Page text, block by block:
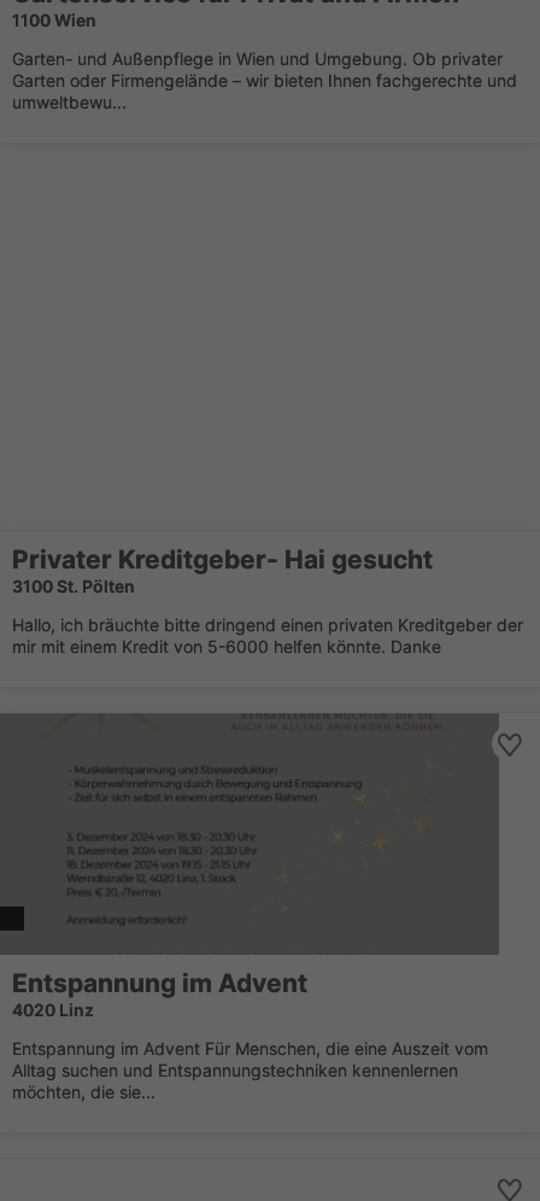
1100 Wien
Garten- und Außenpflege in Wien und Umgebung. Ob privater
Garten oder Firmengelände – wir bieten Ihnen fachgerechte und
umweltbewu...
Privater Kreditgeber- Hai gesucht
3100 St. Pölten
Hallo, ich bräuchte bitte dringend einen privaten Kreditgeber der
mir mit einem Kredit von 5-6000 helfen könnte. Danke
Entspannung im Advent
4020 Linz
Entspannung im Advent Für Menschen, die eine Auszeit vom
Alltag suchen und Entspannungstechniken kennenlernen
möchten, die sie...